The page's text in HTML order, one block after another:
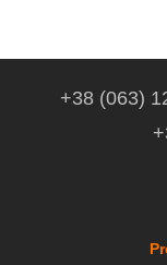
+38 (063)